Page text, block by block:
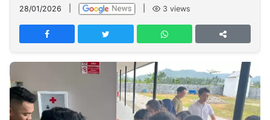
Network
PT
TREETAN
INDONESIA
Partner
28/01/2026 3 views